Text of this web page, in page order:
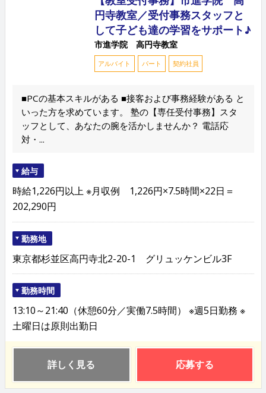
円寺教室／受付事務スタッフと
して子ども達の学習をサポート♪
市進学院 高円寺教室
アルバイト パート 契約社員
■PCの基本スキルがある ■接客および事務経験がある と
いった方を求めています。 塾の【専任受付事務】スタ
ッフとして、あなたの腕を活かしませんか？ 電話応
対・...
給与
時給1,226円以上 ※月収例 1,226円×7.5時間×22日＝
202,290円
勤務地
東京都杉並区高円寺北2-20-1 グリュッケンビル3F
勤務時間
13:10～21:40（休憩60分／実働7.5時間） ※週5日勤務 ※
土曜日は原則出勤日
詳しく見る 応募する